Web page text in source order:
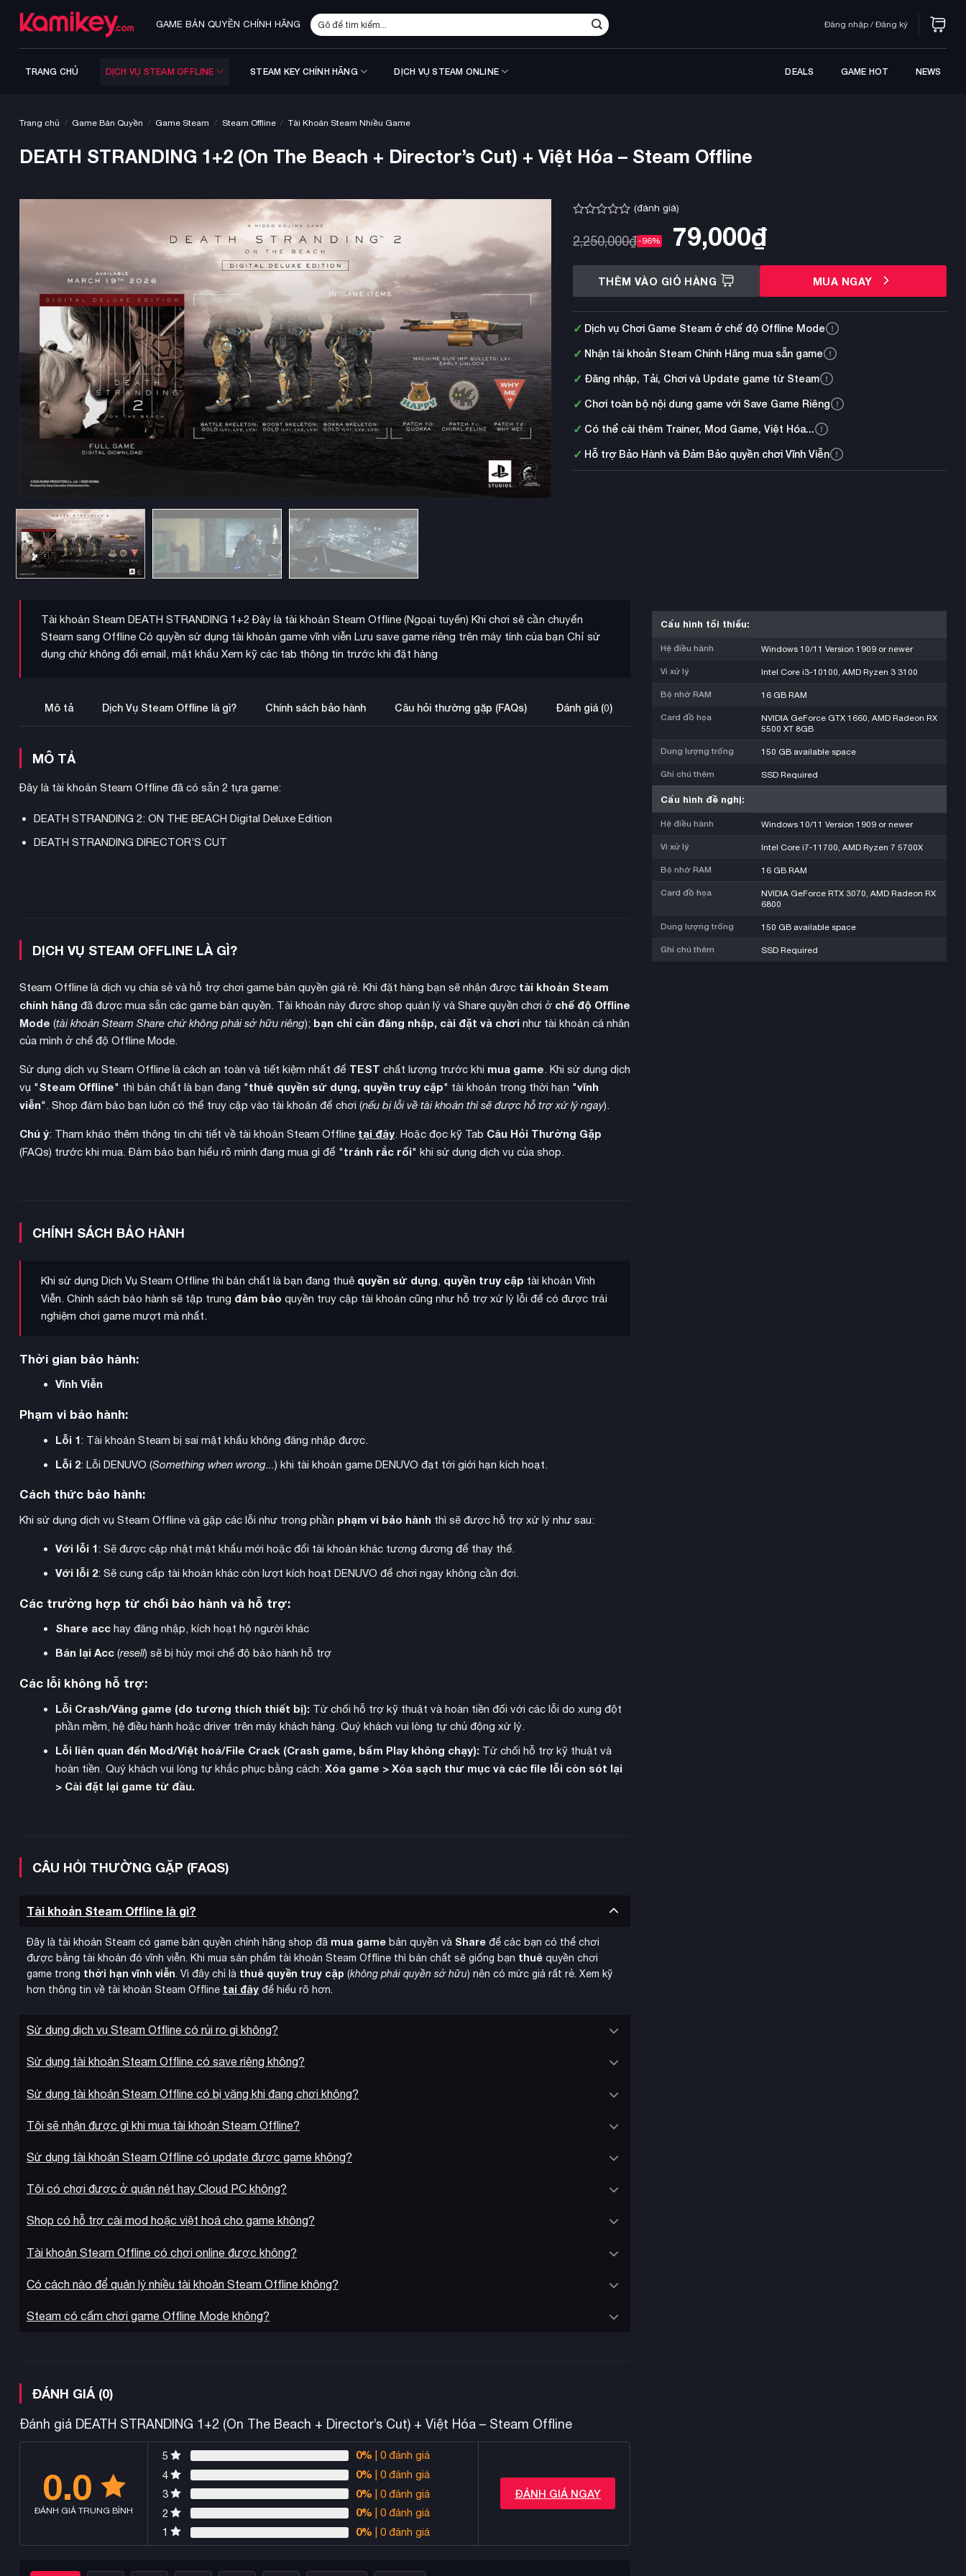
GAME BẢN QUYỀN CHÍNH HÃNG
Tìm
kiếm:
Đăng nhập / Đăng ký
TRANG CHỦ DỊCH VỤ STEAM OFFLINE STEAM KEY CHÍNH HÃNG DỊCH VỤ STEAM ONLINE DEALS GAME HOT NEWS
Trang chủ / Game Bản Quyền / Game Steam / Steam Offline / Tài Khoản Steam Nhiều Game
DEATH STRANDING 1+2 (On The Beach + Director’s Cut) + Việt Hóa – Steam Offline
xếp
hạng
(đánh giá)
2,250,000₫-96% 79,000₫
THÊM VÀO GIỎ HÀNG MUA NGAY
✓ Dịch vụ Chơi Game Steam ở chế độ Offline Mode
✓ Nhận tài khoản Steam Chính Hãng mua sẵn game
✓ Đăng nhập, Tải, Chơi và Update game từ Steam
✓ Chơi toàn bộ nội dung game với Save Game Riêng
✓ Có thể cài thêm Trainer, Mod Game, Việt Hóa...
✓ Hỗ trợ Bảo Hành và Đảm Bảo quyền chơi Vĩnh Viễn
Tài khoản Steam DEATH STRANDING 1+2 Đây là tài khoản Steam Offline (Ngoại tuyến) Khi chơi sẽ cần chuyển
Steam sang Offline Có quyền sử dụng tài khoản game vĩnh viễn Lưu save game riêng trên máy tính của bạn Chỉ sử
dụng chứ không đổi email, mật khẩu Xem kỹ các tab thông tin trước khi đặt hàng
Mô tả Dịch Vụ Steam Offline là gì? Chính sách bảo hành Câu hỏi thường gặp (FAQs) Đánh giá (0)
MÔ TẢ
Đây là tài khoản Steam Offline đã có sẵn 2 tựa game:
DEATH STRANDING 2: ON THE BEACH Digital Deluxe Edition
DEATH STRANDING DIRECTOR’S CUT
DỊCH VỤ STEAM OFFLINE LÀ GÌ?
Steam Offline là dịch vụ chia sẻ và hỗ trợ chơi game bản quyền giá rẻ. Khi đặt hàng bạn sẽ nhận được tài khoản Steam
chính hãng đã được mua sẵn các game bản quyền. Tài khoản này được shop quản lý và Share quyền chơi ở chế độ Offline
Mode (tài khoản Steam Share chứ không phải sở hữu riêng); bạn chỉ cần đăng nhập, cài đặt và chơi như tài khoản cá nhân
của mình ở chế độ Offline Mode.
Sử dụng dịch vụ Steam Offline là cách an toàn và tiết kiệm nhất để TEST chất lượng trước khi mua game. Khi sử dụng dịch
vụ "Steam Offline" thì bản chất là bạn đang "thuê quyền sử dụng, quyền truy cập" tài khoản trong thời hạn "vĩnh
viễn". Shop đảm bảo bạn luôn có thể truy cập vào tài khoản để chơi (nếu bị lỗi về tài khoản thì sẽ được hỗ trợ xử lý ngay).
Chú ý: Tham khảo thêm thông tin chi tiết về tài khoản Steam Offline tại đây. Hoặc đọc kỹ Tab Câu Hỏi Thường Gặp
(FAQs) trước khi mua. Đảm bảo bạn hiểu rõ mình đang mua gì để "tránh rắc rối" khi sử dụng dịch vụ của shop.
CHÍNH SÁCH BẢO HÀNH
Khi sử dụng Dịch Vụ Steam Offline thì bản chất là bạn đang thuê quyền sử dụng, quyền truy cập tài khoản Vĩnh
Viễn. Chính sách bảo hành sẽ tập trung đảm bảo quyền truy cập tài khoản cũng như hỗ trợ xử lý lỗi để có được trải
nghiệm chơi game mượt mà nhất.
Thời gian bảo hành:
Vĩnh Viễn
Phạm vi bảo hành:
Lỗi 1: Tài khoản Steam bị sai mật khẩu không đăng nhập được.
Lỗi 2: Lỗi DENUVO (Something when wrong...) khi tài khoản game DENUVO đạt tới giới hạn kích hoạt.
Cách thức bảo hành:
Khi sử dụng dịch vụ Steam Offline và gặp các lỗi như trong phần phạm vi bảo hành thì sẽ được hỗ trợ xử lý như sau:
Với lỗi 1: Sẽ được cập nhật mật khẩu mới hoặc đổi tài khoản khác tương đương để thay thế.
Với lỗi 2: Sẽ cung cấp tài khoản khác còn lượt kích hoạt DENUVO để chơi ngay không cần đợi.
Các trường hợp từ chối bảo hành và hỗ trợ:
Share acchay đăng nhập, kích hoạt hộ người khác
Bán lại Acc(resell) sẽ bị hủy mọi chế độ bảo hành hỗ trợ
Các lỗi không hỗ trợ:
Lỗi Crash/Văng game (do tương thích thiết bị):Từ chối hỗ trợ kỹ thuật và hoàn tiền đối với các lỗi do xung đột
phần mềm, hệ điều hành hoặc driver trên máy khách hàng. Quý khách vui lòng tự chủ động xử lý.
Lỗi liên quan đến Mod/Việt hoá/File Crack (Crash game, bấm Play không chạy):Từ chối hỗ trợ kỹ thuật và
hoàn tiền. Quý khách vui lòng tự khắc phục bằng cách: Xóa game > Xóa sạch thư mục và các file lỗi còn sót lại
> Cài đặt lại game từ đầu.
CÂU HỎI THƯỜNG GẶP (FAQS)
Tài khoản Steam Offline là gì?
Đây là tài khoản Steam có game bản quyền chính hãng shop đã mua game bản quyền và Share để các bạn có thể chơi
được bằng tài khoản đó vĩnh viễn. Khi mua sản phẩm tài khoản Steam Offline thì bản chất sẽ giống bạn thuê quyền chơi
game trong thời hạn vĩnh viễn. Vì đây chỉ là thuê quyền truy cập (không phải quyền sở hữu) nên có mức giá rất rẻ. Xem kỹ
hơn thông tin về tài khoản Steam Offline tại đây để hiểu rõ hơn.
Sử dụng dịch vụ Steam Offline có rủi ro gì không?
Sử dụng tài khoản Steam Offline có save riêng không?
Sử dụng tài khoản Steam Offline có bị văng khi đang chơi không?
Tôi sẽ nhận được gì khi mua tài khoản Steam Offline?
Sử dụng tài khoản Steam Offline có update được game không?
Tôi có chơi được ở quán nét hay Cloud PC không?
Shop có hỗ trợ cài mod hoặc việt hoá cho game không?
Tài khoản Steam Offline có chơi online được không?
Có cách nào để quản lý nhiều tài khoản Steam Offline không?
Steam có cấm chơi game Offline Mode không?
ĐÁNH GIÁ (0)
Đánh giá DEATH STRANDING 1+2 (On The Beach + Director’s Cut) + Việt Hóa – Steam Offline
0.0
ĐÁNH GIÁ TRUNG BÌNH
5 0% | 0 đánh giá
4
0% | 0 đánh giá
3
0% | 0 đánh giá
2
0% | 0 đánh giá
1
0% | 0 đánh giá
ĐÁNH GIÁ NGAY
Cấu hình tối thiểu:
Hệ điều hành Windows 10/11 Version 1909 or newer
Vi xử lý Intel Core i3-10100, AMD Ryzen 3 3100
Bộ nhớ RAM 16 GB RAM
Card đồ họa
NVIDIA GeForce GTX 1660, AMD Radeon RX
5500 XT 8GB
Dung lượng trống 150 GB available space
Ghi chú thêm SSD Required
Cấu hình đề nghị:
Hệ điều hành Windows 10/11 Version 1909 or newer
Vi xử lý Intel Core i7-11700, AMD Ryzen 7 5700X
Bộ nhớ RAM 16 GB RAM
Card đồ họa
NVIDIA GeForce RTX 3070, AMD Radeon RX
6800
Dung lượng trống 150 GB available space
Ghi chú thêm SSD Required